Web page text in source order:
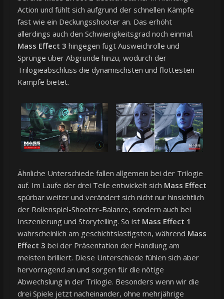
Action und fühlt sich aufgrund der schnellen Kämpfe
fast wie ein Deckungsshooter an. Das erhöht
allerdings auch den Schwierigkeitsgrad noch einmal.
Mass Effect 3 hingegen fügt Ausweichrolle und
Sprünge über Abgründe hinzu, wodurch der
Trilogieabschluss die dynamischsten und flottesten
Kämpfe bietet.
Ähnliche Unterschiede fallen allgemein bei der Trilogie
auf. Im Laufe der drei Teile entwickelt sich Mass Effect
spürbar weiter und verändert sich nicht nur hinsichtlich
der Rollenspiel-Shooter-Balance, sondern auch bei
Inszenierung und Storytelling. So ist Mass Effect 1
wahrscheinlich am geschichtslastigsten, während Mass
Effect 3 bei der Präsentation der Handlung am
meisten brilliert. Diese Unterschiede fühlen sich aber
hervorragend an und sorgen für die nötige
Abwechslung in der Trilogie. Besonders wenn wir die
drei Spiele jetzt nacheinander, ohne mehrjährige